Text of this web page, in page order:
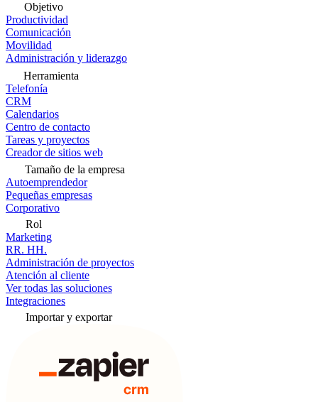
Objetivo
Productividad
Comunicación
Movilidad
Administración y liderazgo
Herramienta
Telefonía
CRM
Calendarios
Centro de contacto
Tareas y proyectos
Creador de sitios web
Tamaño de la empresa
Autoemprendedor
Pequeñas empresas
Corporativo
Rol
Marketing
RR. HH.
Administración de proyectos
Atención al cliente
Ver todas las soluciones
Integraciones
Importar y exportar